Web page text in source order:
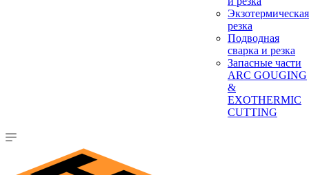
Экзотермическая
резка
Подводная
сварка и резка
Запасные части
ARC GOUGING
&
EXOTHERMIC
CUTTING